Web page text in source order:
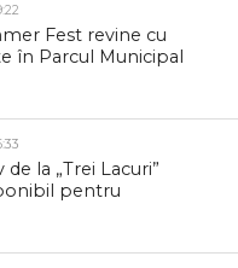
Fest revine cu
în Parcul Municipal
la „Trei Lacuri”
pentru